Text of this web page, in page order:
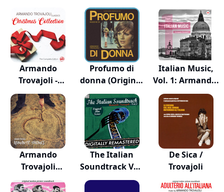
Armando
Trovajoli -
Classics...
Profumo di
donna (Original
Mo...
Italian Music,
Vol. 1: Armand...
Armando
Trovajoli
Romantic Th...
The Italian
Soundtrack Vol.
3...
De Sica /
Trovajoli